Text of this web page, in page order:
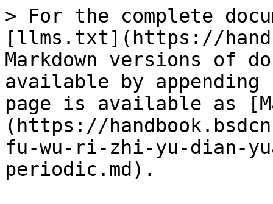
> For the complete
[llms.txt](https://
Markdown versions of
available by
page is available as
(https://
fu-wu-ri-zhi-yu-dian-
periodic.md).